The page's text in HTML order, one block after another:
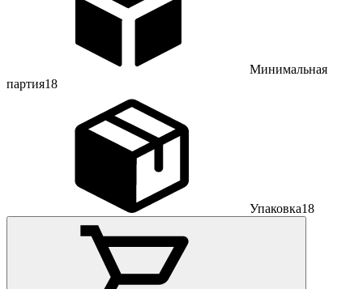
Минимальная
партия18
Упаковка18